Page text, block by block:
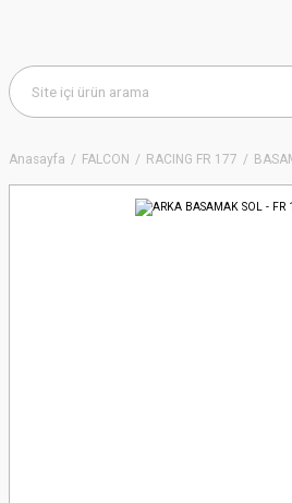
Anasayfa FALCON RACING FR 177